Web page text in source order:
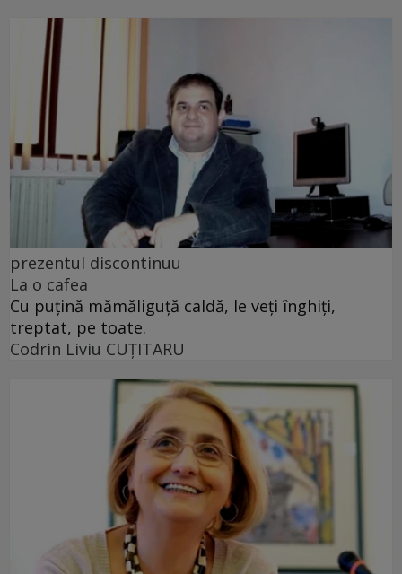
prezentul discontinuu
La o cafea
Cu puţină mămăliguţă caldă, le veţi înghiţi,
treptat, pe toate.
Codrin Liviu CUŢITARU